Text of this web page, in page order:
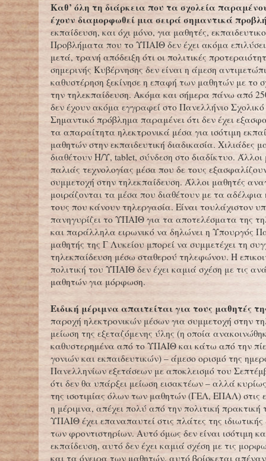
Καθ’ όλη τη διάρκεια που τα σχολεία
έχουν διαμορφωθεί μια σειρά σημαντικά
εκπαίδευση, και όχι μόνο, για μαθητές,
Προβλήματα που το ΥΠΑΙΘ δεν έχει ακόμα
μετά, τρανή απόδειξη ότι οι πολιτικές
σημερινής Κυβέρνησης δεν είναι η άμεση
καθυστέρηση ξεκίνησε η επαφή των μαθητών με το
την τηλεκπαίδευση. Ακόμα και σήμερα πάνω από
δεν έχουν ακόμα εγγραφεί στο Πανελλήνιο
Σημαντικό πρόβλημα παραμένει ότι δεν έχει
τα απαραίτητα ηλεκτρονικά μέσα για ισότιμη
μαθητών στην εκπαιδευτική διαδικασία. Χιλιάδες
διαθέτουν Η/Υ, tablet, σύνδεση στο διαδίκτυο. Άλλοι
παλιάς τεχνολογίας μέσα που δε τους
συμμετοχή στην τηλεκπαίδευση. Άλλοι μαθητές
μοιράζονται τα μέσα που διαθέτουν με τα αδέλφια
τους που κάνουν τηλεργασία. Είναι τουλάχιστον
πανηγυρίζει το ΥΠΑΙΘ για τα αποτελέσματα της
και παράλληλα ειρωνικό να δηλώνει η Υπουργός
μαθητής της Γ Λυκείου μπορεί να συμμετέχει τη
τηλεκπαίδευση μέσω σταθερού τηλεφώνου. Η
πολιτική του ΥΠΑΙΘ δεν έχει καμιά σχέση με τις
μαθητών για μόρφωση.
Ειδική μέριμνα απαιτείται για τους μαθητές
παροχή ηλεκτρονικών μέσων για συμμετοχή στην
μείωση της εξεταζόμενης ύλης (η οποία
καθυστερημένα από το ΥΠΑΙΘ και κάτω από την
γονιών και εκπαιδευτικών) – άμεσο ορισμό της
Πανελληνίων εξετάσεων με αποκλεισμό του
ότι δεν θα υπάρξει μείωση εισακτέων – αλλά
της ισοτιμίας όλων των μαθητών (ΓΕΛ, ΕΠΑΛ) στις
η μέριμνα, απέχει πολύ από την πολιτική
ΥΠΑΙΘ έχει επαναπαυτεί στις πλάτες της ιδιωτικής
των φροντιστηρίων. Αυτό όμως δεν είναι ισότιμη
εκπαίδευση, αυτό δεν έχει καμιά σχέση με τις
και τα όνειρα των μαθητών, αυτό βρίσκεται